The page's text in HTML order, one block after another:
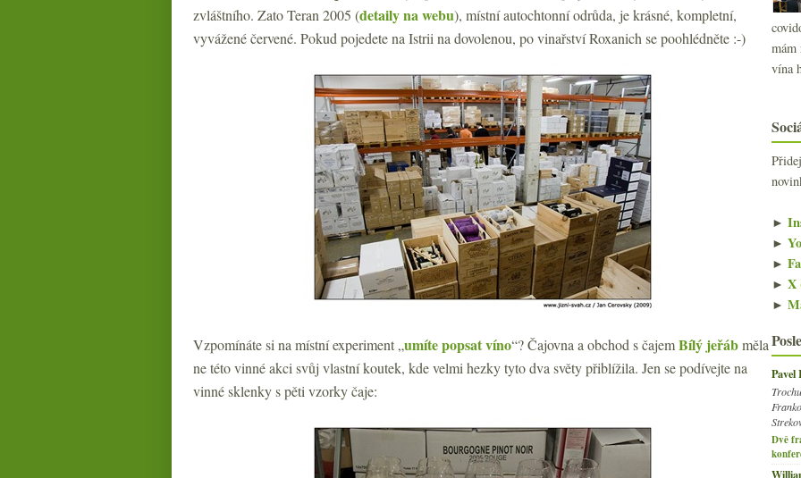
zvláštního. Zato Teran 2005 (detaily na webu), místní autochtonní odrůda, je krásné, kompletní,
vyvážené červené. Pokud pojedete na Istrii na dovolenou, po vinařství Roxanich se poohlédněte :-)
Vzpomínáte si na místní experiment „umíte popsat víno“? Čajovna a obchod s čajemBílý jeřábměla
ne této vinné akci svůj vlastní koutek, kde velmi hezky tyto dva světy přiblížila. Jen se podívejte na
vinné sklenky s pěti vzorky čaje:
mám
vína
►
►
►
► X
►
Pavel
Dvě